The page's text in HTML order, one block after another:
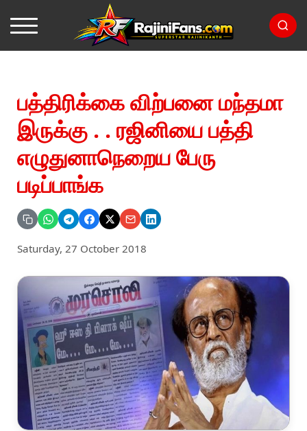
பத்திரிக்கை விற்பனை மந்தமா
இருக்கு . . ரஜினியை பத்தி
எழுதுனாநெறைய பேரு
படிப்பாங்க
Saturday, 27 October 2018